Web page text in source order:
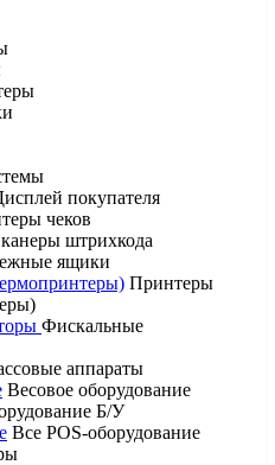
покупателя
чеков
штрихкода
ящики
Принтеры
Фискальные
аппараты
Весовое оборудование
Б/У
Все POS-оборудование